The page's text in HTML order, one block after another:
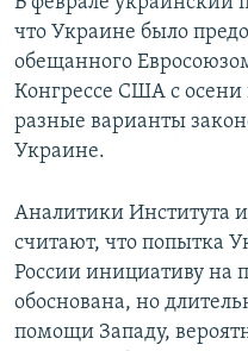
что Украине было
обещанного
Конгрессе США с
разные варианты
Украине.
Аналитики Института
считают, что попытка
России инициативу на
обоснована, но
помощи Западу,